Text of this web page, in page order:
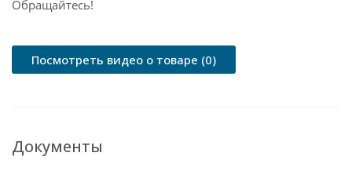
Обращайтесь!
Посмотреть видео о товаре (0)
Документы